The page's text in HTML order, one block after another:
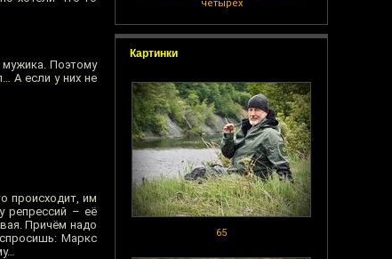
четырех
Картинки
65
мужика. Поэтому
А если у них не
происходит, им
репрессий – её
Причём надо
Маркс